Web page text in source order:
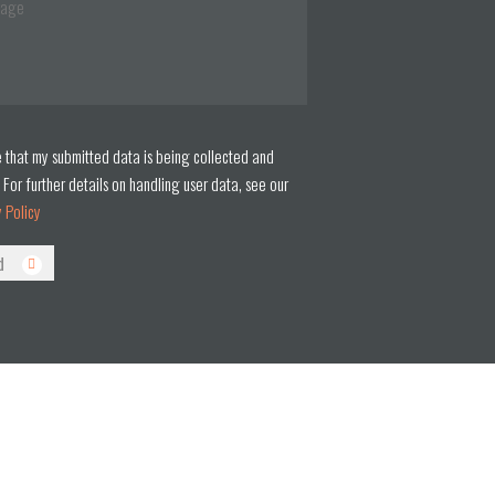
my submitted data is being collected and
further details on handling user data, see our
Policy